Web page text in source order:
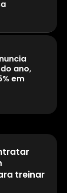
ano,
em
treinar